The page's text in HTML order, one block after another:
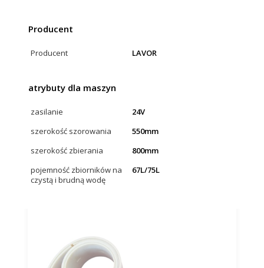
Producent
Producent LAVOR
atrybuty dla maszyn
zasilanie
24V
szerokość szorowania
550mm
szerokość zbierania
800mm
pojemność zbiorników na
czystą i brudną wodę
67L/75L